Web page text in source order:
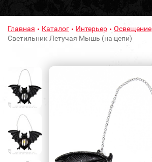
Главная Каталог Интерьер
Освещение
Светильник Летучая Мышь (на цепи)